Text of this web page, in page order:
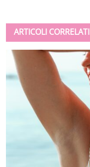
ARTICOLI CORRELATI